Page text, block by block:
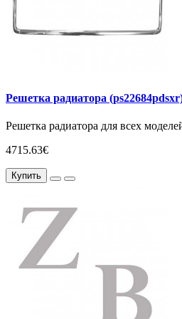
Решетка радиатора
Решетка радиатора для всех
4715.63€
Купить